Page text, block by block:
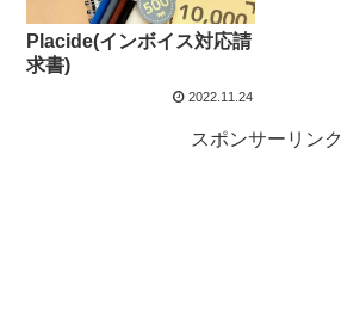
Placide(インボイス対応請
求書)
2022.11.24
スポンサーリンク